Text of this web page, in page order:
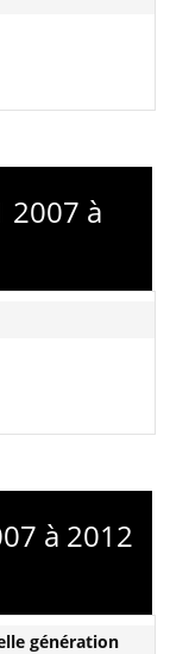
2007 à
à 2012
génération